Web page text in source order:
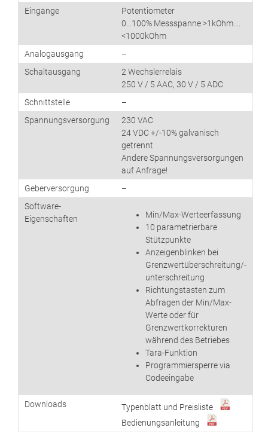
Eingänge
Potentiometer
0…100% Messspanne >1kOhm….
<1000kOhm
Analogausgang
–
Schaltausgang
2 Wechslerrelais
250 V / 5 AAC, 30 V / 5 ADC
Schnittstelle
–
Spannungsversorgung
230 VAC
24 VDC +/-10% galvanisch
getrennt
Andere Spannungsversorgungen
auf Anfrage!
Geberversorgung
–
Software-
Eigenschaften
Min/Max-Werteerfassung
10 parametrierbare
Stützpunkte
Anzeigenblinken bei
Grenzwertüberschreitung/-
unterschreitung
Richtungstasten zum
Abfragen der Min/Max-
Werte oder für
Grenzwertkorrekturen
während des Betriebes
Tara-Funktion
Programmiersperre via
Codeeingabe
Downloads
Typenblatt und Preisliste
Bedienungsanleitung